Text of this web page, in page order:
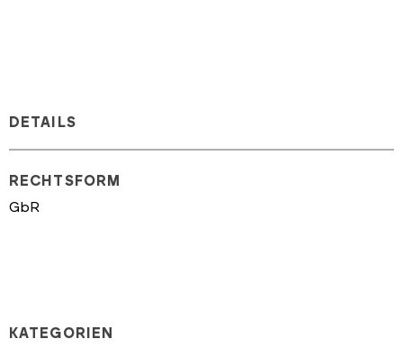
DETAILS
RECHTSFORM
GbR
KATEGORIEN